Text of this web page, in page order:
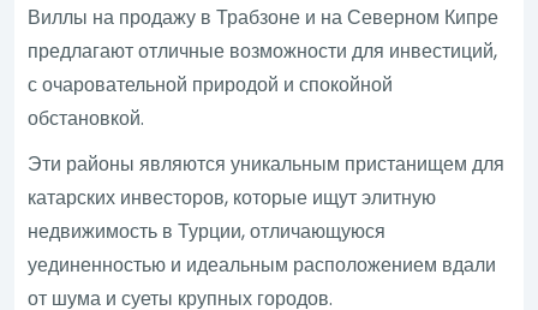
Виллы на продажу в Трабзоне и на Северном Кипре
предлагают отличные возможности для инвестиций,
с очаровательной природой и спокойной
обстановкой.
Эти районы являются уникальным пристанищем для
катарских инвесторов, которые ищут элитную
недвижимость в Турции, отличающуюся
уединенностью и идеальным расположением вдали
от шума и суеты крупных городов.